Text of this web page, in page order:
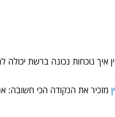
איך נוכחות נכונה ברשת יכולה
מזכיר את הנקודה הכי חשובה: